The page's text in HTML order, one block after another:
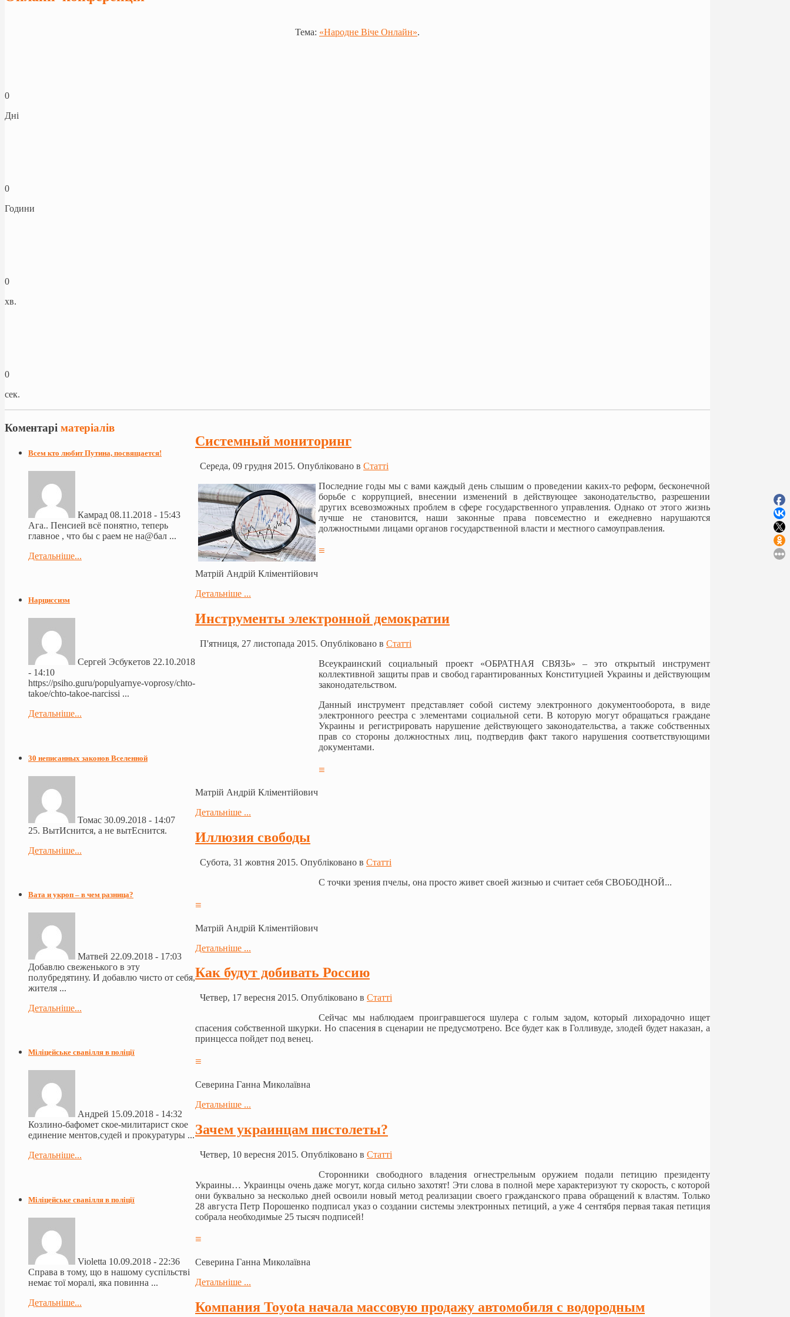
Тема: «Народне Віче Онлайн».
0
Дні
0
Години
0
хв.
0
сек.
Системный мониторинг
Середа, 09 грудня 2015. Опубліковано в Статті
Последние годы мы с вами каждый день слышим о проведении каких-то реформ, бесконечной
борьбе с коррупцией, внесении изменений в действующее законодательство, разрешении
других всевозможных проблем в сфере государственного управления. Однако от этого жизнь
лучше не становится, наши законные права повсеместно и ежедневно нарушаются
должностными лицами органов государственной власти и местного самоуправления.
≡
Матрій Андрій Кліментійович
Детальніше ...
Инструменты электронной демократии
П'ятниця, 27 листопада 2015. Опубліковано в Статті
Всеукраинский социальный проект «ОБРАТНАЯ СВЯЗЬ» – это открытый инструмент
коллективной защиты прав и свобод гарантированных Конституцией Украины и действующим
законодательством.
Данный инструмент представляет собой систему электронного документооборота, в виде
электронного реестра с элементами социальной сети. В которую могут обращаться граждане
Украины и регистрировать нарушение действующего законодательства, а также собственных
прав со стороны должностных лиц, подтвердив факт такого нарушения соответствующими
документами.
≡
Матрій Андрій Кліментійович
Детальніше ...
Иллюзия свободы
Субота, 31 жовтня 2015. Опубліковано в Статті
С точки зрения пчелы, она просто живет своей жизнью и считает себя СВОБОДНОЙ...
≡
Матрій Андрій Кліментійович
Детальніше ...
Как будут добивать Россию
Четвер, 17 вересня 2015. Опубліковано в Статті
Сейчас мы наблюдаем проигравшегося шулера с голым задом, который лихорадочно ищет
спасения собственной шкурки. Но спасения в сценарии не предусмотрено. Все будет как в Голливуде, злодей будет наказан, а
принцесса пойдет под венец.
≡
Северина Ганна Миколаївна
Детальніше ...
Зачем украинцам пистолеты?
Четвер, 10 вересня 2015. Опубліковано в Статті
Сторонники свободного владения огнестрельным оружием подали петицию президенту
Украины… Украинцы очень даже могут, когда сильно захотят! Эти слова в полной мере характеризуют ту скорость, с которой
они буквально за несколько дней освоили новый метод реализации своего гражданского права обращений к властям. Только
28 августа Петр Порошенко подписал указ о создании системы электронных петиций, а уже 4 сентября первая такая петиция
собрала необходимые 25 тысяч подписей!
≡
Северина Ганна Миколаївна
Детальніше ...
Компания Toyota начала массовую продажу автомобиля с водородным
Коментарі матеріалів
Всем кто любит Путина, посвящается!
Камрад 08.11.2018 - 15:43
Ага.. Пенсией всё понятно, теперь
главное , что бы с раем не на@бал ...
Детальніше...
Нарциссизм
Сергей Эсбукетов 22.10.2018
- 14:10
https://psiho.guru/populyarnye-voprosy/chto-
takoe/chto-takoe-narcissi ...
Детальніше...
30 неписанных законов Вселенной
Томас 30.09.2018 - 14:07
25. ВытИснится, а не вытЕснится.
Детальніше...
Вата и укроп – в чем разница?
Матвей 22.09.2018 - 17:03
Добавлю свеженького в эту
полубредятину. И добавлю чисто от себя,
жителя ...
Детальніше...
Міліцейське свавілля в поліції
Андрей 15.09.2018 - 14:32
Козлино-бафомет ское-милитарист ское
единение ментов,судей и прокуратуры ...
Детальніше...
Міліцейське свавілля в поліції
Violetta 10.09.2018 - 22:36
Справа в тому, що в нашому суспільстві
немає тої моралі, яка повинна ...
Детальніше...